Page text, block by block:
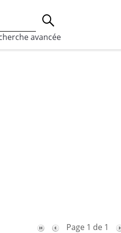
sont utilisés à des fins de
avancée
Page 1 de 1